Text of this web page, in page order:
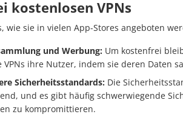
kostenlosen VPNs
wie sie in vielen App-Stores angeboten
und Werbung: Um kostenfrei
VPNs ihre Nutzer, indem sie deren Daten
Sicherheitsstandards: Die
und es gibt häufig schwerwiegende
zu kompromittieren.